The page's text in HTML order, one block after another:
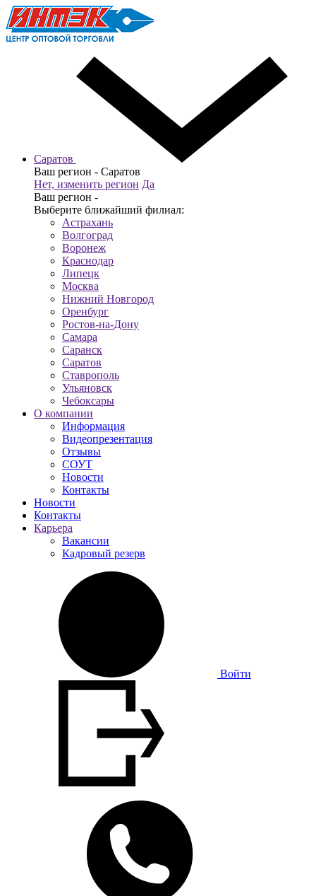
Саратов
Ваш регион - Саратов
Нет, изменить регион Да
Ваш регион -
Выберите ближайший филиал:
Астрахань
Волгоград
Воронеж
Краснодар
Липецк
Москва
Нижний Новгород
Оренбург
Ростов-на-Дону
Самара
Саранск
Саратов
Ставрополь
Ульяновск
Чебоксары
О компании
Информация
Видеопрезентация
Отзывы
СОУТ
Новости
Контакты
Новости
Контакты
Карьера
Вакансии
Кадровый резерв
Войти